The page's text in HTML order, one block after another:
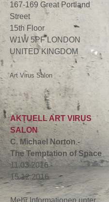
167-169 Great Portland
Street
15th Floor
W1W 5PF LONDON
UNITED KINGDOM
Art Virus Salon
AKTUELL ART VIRUS
SALON
C. Michael Norton -
The Temptation of Space
11.03.2016 -
15.12.2016
Mehr Informationen unter